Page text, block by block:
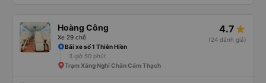
Hoàng Công
Xe 29 chỗ
4.7
(24 đánh giá)
Bãi xe số 1 Thiên Hiền
3 giờ 50 phút
Trạm Xăng Nghỉ Chân Cẩm Thạch